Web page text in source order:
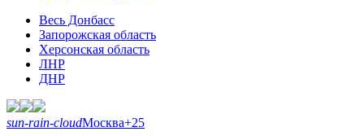
Весь Донбасс
Запорожская область
Херсонская область
ЛНР
ДНР
sun-rain-cloudМосква+25